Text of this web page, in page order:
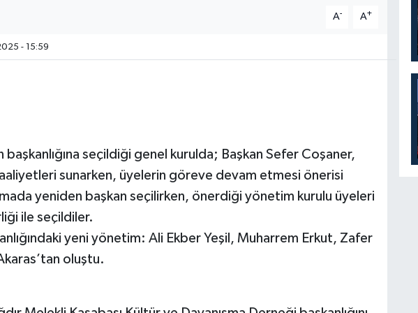
A- A+
- 15:59
başkanlığına seçildiği genel kurulda; Başkan Sefer Coşaner,
sunarken, üyelerin göreve devam etmesi önerisi
yeniden başkan seçilirken, önerdiği yönetim kurulu üyeleri
ile seçildiler.
yeni yönetim: Ali Ekber Yeşil, Muharrem Erkut, Zafer
oluştu.